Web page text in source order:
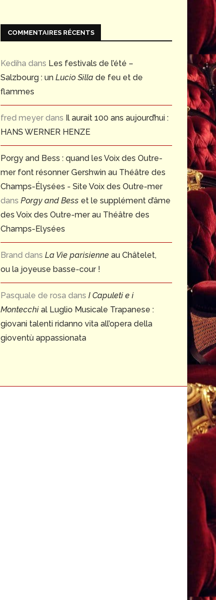
COMMENTAIRES RÉCENTS
Kediha dans Les festivals de l’été –
Salzbourg : un Lucio Silla de feu et de
flammes
fred meyer dans Il aurait 100 ans aujourd’hui :
HANS WERNER HENZE
Porgy and Bess : quand les Voix des Outre-
mer font résonner Gershwin au Théâtre des
Champs-Élysées - Site Voix des Outre-mer
dans Porgy and Bess et le supplément d’âme
des Voix des Outre-mer au Théâtre des
Champs-Elysées
Brand dans La Vie parisienne au Châtelet,
ou la joyeuse basse-cour !
Pasquale de rosa dans I Capuleti e i
Montecchi al Luglio Musicale Trapanese :
giovani talenti ridanno vita all’opera della
gioventù appassionata